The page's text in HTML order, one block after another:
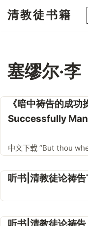
文
清教徒书籍
塞缪尔·李
《暗中祷告的成
Successfully
中文下载 “But thou
听书|清教徒论祷告